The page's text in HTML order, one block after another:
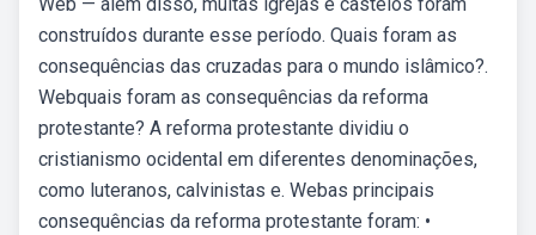
construídos durante esse período. Quais foram as
consequências das cruzadas para o mundo islâmico?.
Webquais foram as consequências da reforma
protestante? A reforma protestante dividiu o
cristianismo ocidental em diferentes denominações,
como luteranos, calvinistas e. Webas principais
consequências da reforma protestante foram: •